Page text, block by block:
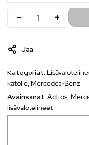
Jaa
Kategoriat:
katolle, Mercedes-Benz
Avainsanat: Actros,
lisävalotelineet